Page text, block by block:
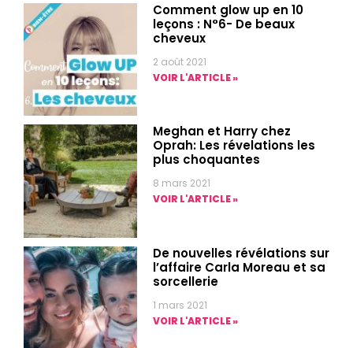
Comment glow up en 10
leçons : N°6- De beaux
cheveux
2 août 2021
VOIR L'ARTICLE »
Meghan et Harry chez
Oprah: Les révelations les
plus choquantes
8 mars 2021
VOIR L'ARTICLE »
De nouvelles révélations sur
l’affaire Carla Moreau et sa
sorcellerie
1 mars 2021
VOIR L'ARTICLE »